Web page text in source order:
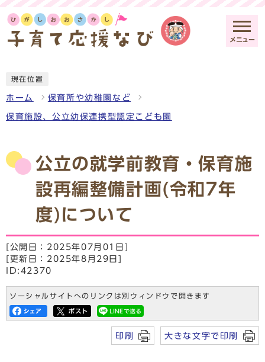
メニュー
現在位置
ホーム 保育所や幼稚園など
保育施設、公立幼保連携型認定こども園
公立の就学前教育・保育施
設再編整備計画(令和7年
度)について
[公開日：2025年07月01日]
[更新日：2025年8月29日]
ID:42370
ソーシャルサイトへのリンクは別ウィンドウで開きます
印刷 大きな文字で印刷